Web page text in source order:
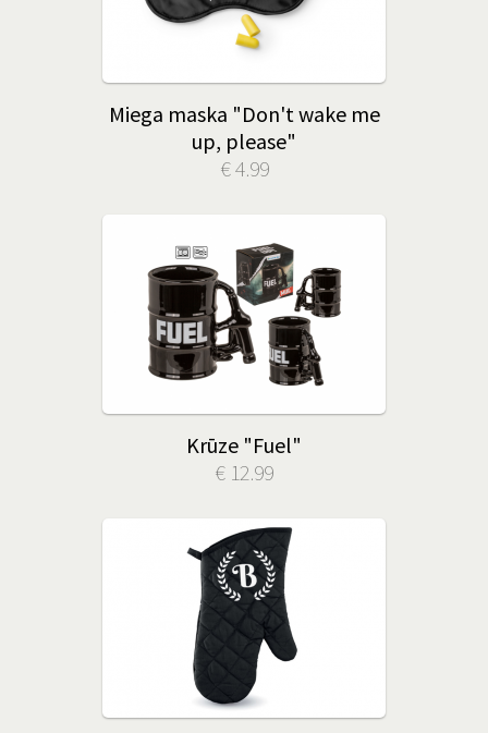
Miega maska "Don't wake me
up, please"
€ 4.99
Krūze "Fuel"
€ 12.99